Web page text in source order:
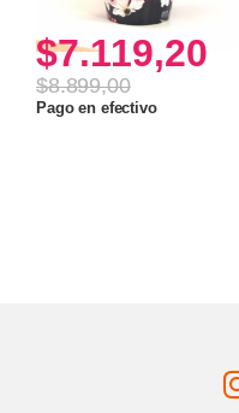
$7.119,20
$8.899,00
Pago en efectivo